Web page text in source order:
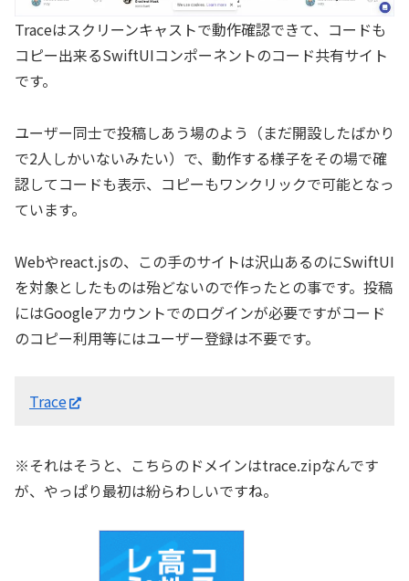
Traceはスクリーンキャストで動作確認できて、コードも
コピー出来るSwiftUIコンポーネントのコード共有サイト
です。
ユーザー同士で投稿しあう場のよう（まだ開設したばかり
で2人しかいないみたい）で、動作する様子をその場で確
認してコードも表示、コピーもワンクリックで可能となっ
ています。
Webやreact.jsの、この手のサイトは沢山あるのにSwiftUI
を対象としたものは殆どないので作ったとの事です。投稿
にはGoogleアカウントでのログインが必要ですがコード
のコピー利用等にはユーザー登録は不要です。
Trace
※それはそうと、こちらのドメインはtrace.zipなんです
が、やっぱり最初は紛らわしいですね。